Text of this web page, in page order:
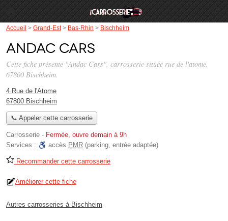
Accueil > Grand-Est> Bas-Rhin > Bischheim
Andac Cars
Cette fiche présente "Andac Cars", carrosserie située rue de l'atome,
67800 Bischheim.
4 Rue de l'Atome
67800 Bischheim
📞 Appeler cette carrosserie
Carrosserie - Fermée, ouvre demain à 9h
Services :
accès PMR (parking, entrée adaptée)
Recommander cette carrosserie
Améliorer cette fiche
Autres carrosseries à Bischheim